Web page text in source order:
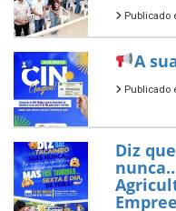
Publicado
A
Publicado
Diz